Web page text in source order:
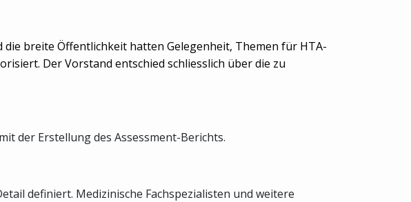
breite Öffentlichkeit hatten Gelegenheit, Themen für HTA-
Der Vorstand entschied schliesslich über die zu
der Erstellung des Assessment-Berichts.
definiert. Medizinische Fachspezialisten und weitere